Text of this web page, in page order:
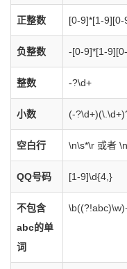
正整数 [0-9]*[1-9][0-
负整数 -[0-9]*[1-
整数 -?\d+
小数 (-
空白行 \n\s*\r 或者
QQ号码 [1-9]\d{4,}
不包含
abc的单
词